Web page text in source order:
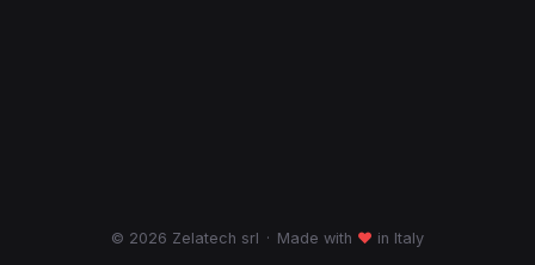
© 2026 Zelatech srl · Made with ♥ in Italy